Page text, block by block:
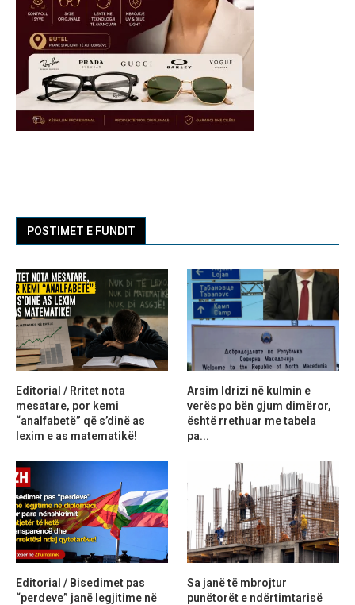
POSTIMET E FUNDIT
Editorial / Rritet nota
mesatare, por kemi
“analfabetë” që s’dinë as
lexim e as matematikë!
Arsim Idrizi në kulmin e
verës po bën gjum dimëror,
është rrethuar me tabela
pa...
Editorial / Bisedimet pas
“perdeve” janë legjitime në
Sa janë të mbrojtur
punëtorët e ndërtimtarisë